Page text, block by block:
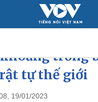
toàn” của Mỹ
trống
tự thế giới
19/01/2023